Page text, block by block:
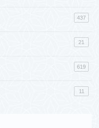
437
21
619
11